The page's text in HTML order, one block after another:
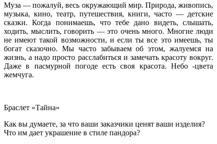
Муза — пожалуй, весь окружающий мир. Природа, живопись,
музыка, кино, театр, путешествия, книги, часто — детские
сказки. Когда понимаешь, что тебе дано видеть, слышать,
ходить, мыслить, говорить — это очень много. Многие люди
не имеют такой возможности, и если ты все это имеешь, ты
богат сказочно. Мы часто забываем об этом, жалуемся на
жизнь, а надо просто расслабиться и замечать красоту вокруг.
Даже в пасмурной погоде есть своя красота. Небо -цвета
жемчуга.
Браслет «Тайна»
Как вы думаете, за что ваши заказчики ценят ваши изделия?
Что им дает украшение в стиле пандора?